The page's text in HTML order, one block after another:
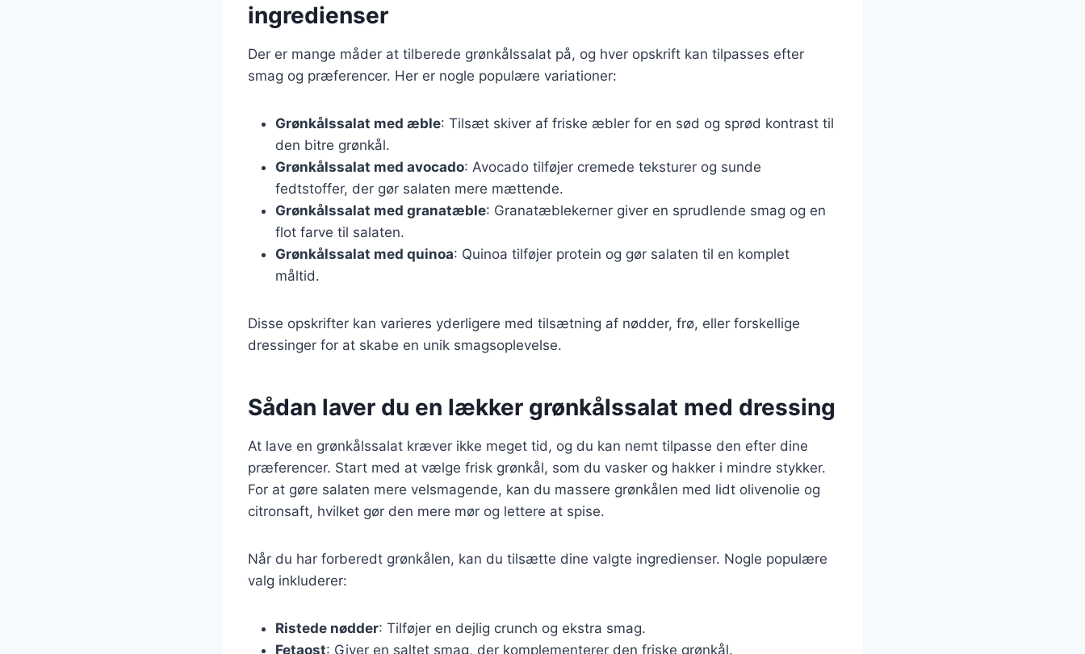
ingredienser
Der er mange måder at tilberede grønkålssalat på, og hver opskrift kan tilpasses efter
smag og præferencer. Her er nogle populære variationer:
Grønkålssalat med æble: Tilsæt skiver af friske æbler for en sød og sprød kontrast til
den bitre grønkål.
Grønkålssalat med avocado: Avocado tilføjer cremede teksturer og sunde
fedtstoffer, der gør salaten mere mættende.
Grønkålssalat med granatæble: Granatæblekerner giver en sprudlende smag og en
flot farve til salaten.
Grønkålssalat med quinoa: Quinoa tilføjer protein og gør salaten til en komplet
måltid.
Disse opskrifter kan varieres yderligere med tilsætning af nødder, frø, eller forskellige
dressinger for at skabe en unik smagsoplevelse.
Sådan laver du en lækker grønkålssalat med dressing
At lave en grønkålssalat kræver ikke meget tid, og du kan nemt tilpasse den efter dine
præferencer. Start med at vælge frisk grønkål, som du vasker og hakker i mindre stykker.
For at gøre salaten mere velsmagende, kan du massere grønkålen med lidt olivenolie og
citronsaft, hvilket gør den mere mør og lettere at spise.
Når du har forberedt grønkålen, kan du tilsætte dine valgte ingredienser. Nogle populære
valg inkluderer:
Ristede nødder: Tilføjer en dejlig crunch og ekstra smag.
Fetaost: Giver en saltet smag, der komplementerer den friske grønkål.